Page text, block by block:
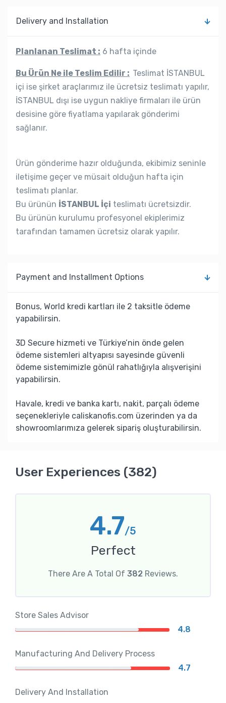
Delivery and Installation
Planlanan Teslimat : 6 hafta içinde
Bu Ürün Ne ile Teslim Edilir : Teslimat İSTANBUL
içi ise şirket araçlarımız ile ücretsiz teslimatı yapılır,
İSTANBUL dışı ise uygun nakliye firmaları ile ürün
desisine göre fiyatlama yapılarak gönderimi
sağlanır.
Ürün gönderime hazır olduğunda, ekibimiz seninle
iletişime geçer ve müsait olduğun hafta için
teslimatı planlar.
Bu ürünün İSTANBUL İçi teslimatı ücretsizdir.
Bu ürünün kurulumu profesyonel ekiplerimiz
tarafından tamamen ücretsiz olarak yapılır.
Payment and Installment Options
Bonus, World kredi kartları ile 2 taksitle ödeme
yapabilirsin.
3D Secure hizmeti ve Türkiye’nin önde gelen
ödeme sistemleri altyapısı sayesinde güvenli
ödeme sistemimizle gönül rahatlığıyla alışverişini
yapabilirsin.
Havale, kredi ve banka kartı, nakit, parçalı ödeme
seçenekleriyle caliskanofis.com üzerinden ya da
showroomlarımıza gelerek sipariş oluşturabilirsin.
User Experiences (382)
4.7/5
Perfect
There Are A Total Of 382 Reviews.
Store Sales Advisor
4.8
Manufacturing And Delivery Process
4.7
Delivery And Installation